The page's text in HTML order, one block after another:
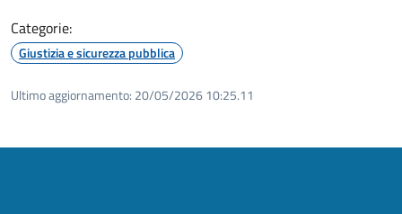
Categorie:
Giustizia e sicurezza pubblica
Ultimo aggiornamento: 20/05/2026 10:25.11